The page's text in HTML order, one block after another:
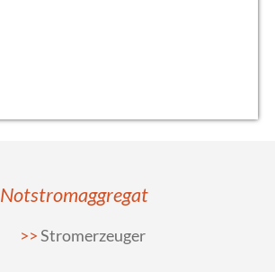
Notstromaggregat
Stromerzeuger